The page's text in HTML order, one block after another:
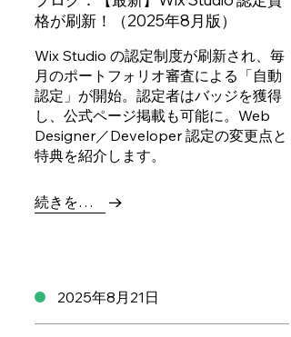
格が刷新！（2025年8月版）
Wix Studio の認定制度が刷新され、毎
月のポートフォリオ審査による「自動
認定」が開始。認定者はバッジを獲得
し、公式ページ掲載も可能に。Web
Designer／Developer 認定の変更点と
特典を紹介します。
続きを読む
2025年8月21日